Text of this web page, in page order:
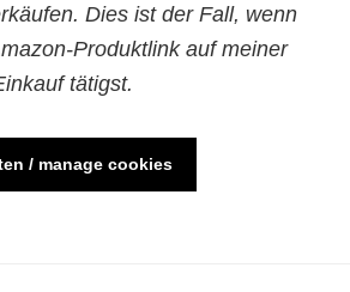
Dies ist der Fall, wenn
Produktlink auf meiner
tätigst.
/ manage cookies